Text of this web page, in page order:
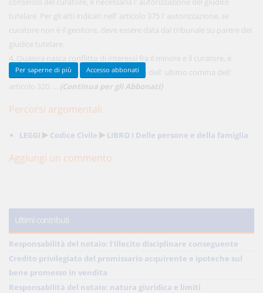
tutelare. Per gli atti indicati nell' articolo 375 l' autorizzazione, se
curatore non è il genitore, deve essere data dal tribunale su parere del
giudice tutelare.
4. Qualora nasca conflitto di interessi fra il minore e il curatore, è
nominato un curatore speciale a norma dell' ultimo comma dell'
articolo 320. ... (Continua per gli Abbonati)
Percorsi argomentali
LEGGI Codice Civile LIBRO I Delle persone e della famiglia
Aggiungi un commento
Ultimi contributi
Responsabilità del notaio: l'illecito disciplinare conseguente
Credito privilegiato del promissario acquirente e ipoteche sul
bene promesso in vendita
Responsabilità del notaio: natura giuridica e limiti
48,00 € MENSILI
Per saperne di più Accesso abbonati